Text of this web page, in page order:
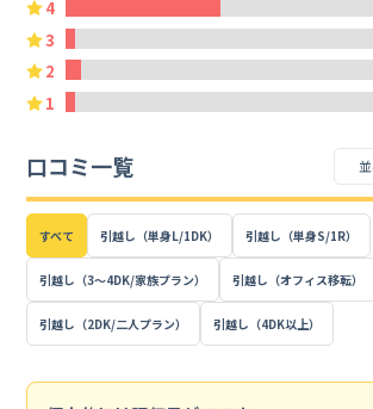
4
3
2
1
口コミ一覧
すべて 引越し（単身L/1DK） 引越し（単身S/1R）
引越し（3～4DK/家族プラン） 引越し（オフィス移転）
引越し（2DK/二人プラン） 引越し（4DK以上）